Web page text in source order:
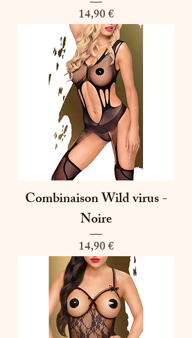
Prix
14,90 €
Combinaison Wild virus -
Noire
Prix
14,90 €